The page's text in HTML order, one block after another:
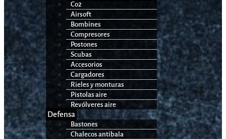
Co2
Airsoft
Bombines
Compresores
Postones
Scubas
Accesorios
Cargadores
Rieles y monturas
Pistolas aire
Revólveres aire
Defensa
Bastones
Chalecos antibala